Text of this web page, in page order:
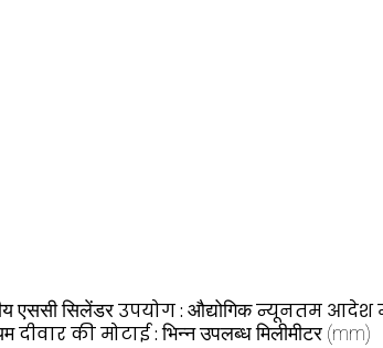
एससी सिलेंडरउपयोग : औद्योगिकन्यूनतम आदेश
दीवार की मोटाई :भिन्न उपलब्ध मिलीमीटर (mm)